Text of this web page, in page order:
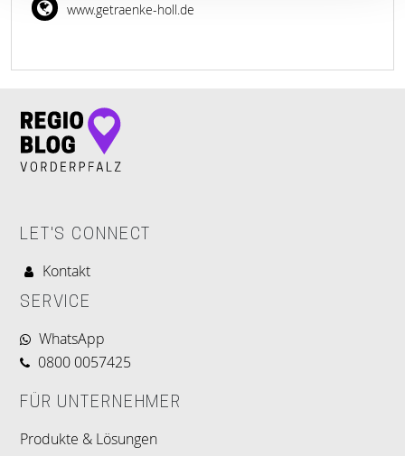
www.getraenke-holl.de
LET'S CONNECT
Kontakt
SERVICE
WhatsApp
0800 0057425
FÜR UNTERNEHMER
Produkte & Lösungen